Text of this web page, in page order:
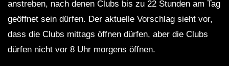
anstreben, nach denen Clubs bis zu 22 Stunden am Tag
geöffnet sein dürfen. Der aktuelle Vorschlag sieht vor,
dass die Clubs mittags öffnen dürfen, aber die Clubs
dürfen nicht vor 8 Uhr morgens öffnen.